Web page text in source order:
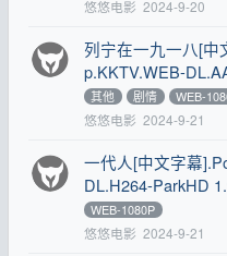
悠悠电影 2024-9-20
列宁在一九一八[中
p.KKTV.WEB-
其他
剧情 WEB-
悠悠电影 2024-9-21
一代人[中文字幕
DL.H264-ParkHD
WEB-1080P
悠悠电影 2024-9-21